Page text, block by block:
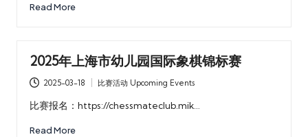
Read More
2025年上海市幼儿园国际象棋锦标赛
2025-03-18
Posted
in
比赛活动 Upcoming Events
比赛报名：https://chessmateclub.mik…
Read More